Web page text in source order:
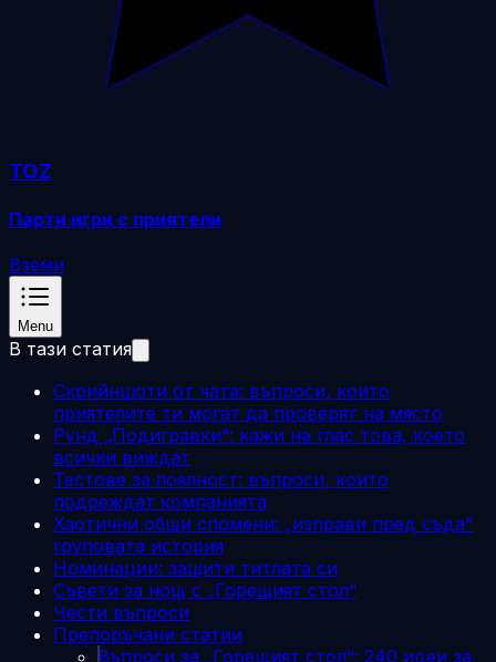
TOZ
Парти игри с приятели
Вземи
Menu
В тази статия
Скрийншоти от чата: въпроси, които
приятелите ти могат да проверят на място
Рунд „Подигравки“: кажи на глас това, което
всички виждат
Тестове за лоялност: въпроси, които
подреждат компанията
Хаотични общи спомени: „изправи пред съда“
груповата история
Номинации: защити титлата си
Съвети за нощ с „Горещият стол“
Чести въпроси
Препоръчани статии
Въпроси за „Горещият стол“: 240 идеи за